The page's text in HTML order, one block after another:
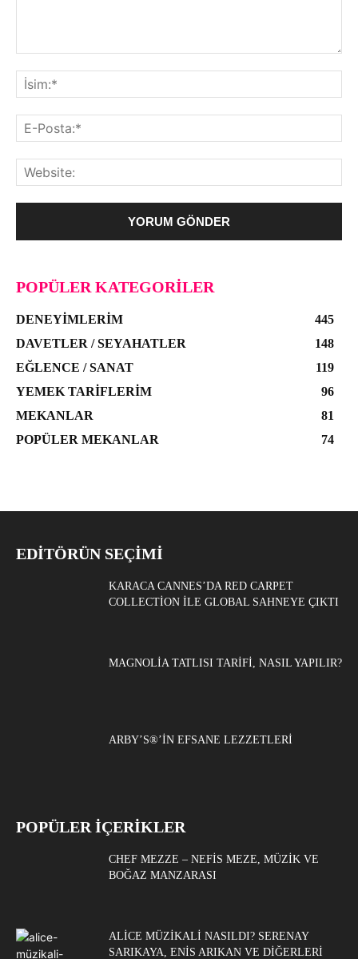
POPÜLER KATEGORILER
DENEYIMLERIM
445
DAVETLER / SEYAHATLER
148
EĞLENCE / SANAT
119
YEMEK TARIFLERIM
96
MEKANLAR
81
POPÜLER MEKANLAR
74
EDITÖRÜN SEÇIMI
KARACA CANNES’DA RED CARPET
COLLECTION ILE GLOBAL SAHNEYE ÇIKTI
MAGNOLIA TATLISI TARIFI, NASIL YAPILIR?
ARBY’S®’IN EFSANE LEZZETLERI
POPÜLER İÇERİKLER
CHEF MEZZE – NEFIS MEZE, MÜZIK VE
BOĞAZ MANZARASI
ALICE MÜZIKALI NASILDI? SERENAY
SARIKAYA, ENIS ARIKAN VE DIĞERLERI